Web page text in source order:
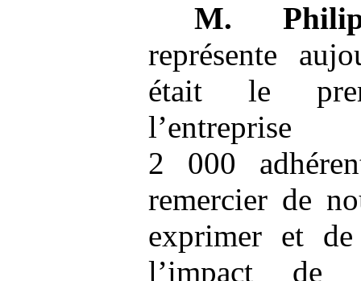
M.
représente
était le
2 000
remercier de
exprimer et
l’impact de